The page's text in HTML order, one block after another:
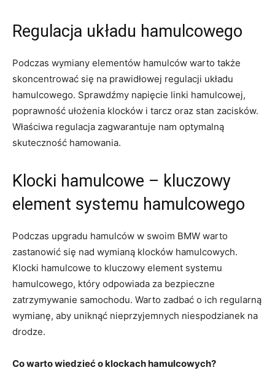
Regulacja układu hamulcowego
Podczas wymiany elementów hamulców warto także
skoncentrować​ się na prawidłowej regulacji układu ​
hamulcowego. ⁢Sprawdźmy napięcie linki ⁤hamulcowej,
poprawność‌ ułożenia klocków i tarcz ⁣oraz stan zacisków.
Właściwa regulacja zagwarantuje nam optymalną
skuteczność hamowania.
Klocki ​hamulcowe – kluczowy
element⁣ systemu ‍hamulcowego
Podczas upgradu hamulców w swoim BMW ⁣warto
zastanowić się nad wymianą klocków hamulcowych.
Klocki hamulcowe to‍ kluczowy element systemu
hamulcowego, który odpowiada za bezpieczne
zatrzymywanie samochodu. Warto zadbać o ich regularną
wymianę, ​aby uniknąć nieprzyjemnych niespodzianek na
drodze.
Co warto‌ wiedzieć o klockach hamulcowych?